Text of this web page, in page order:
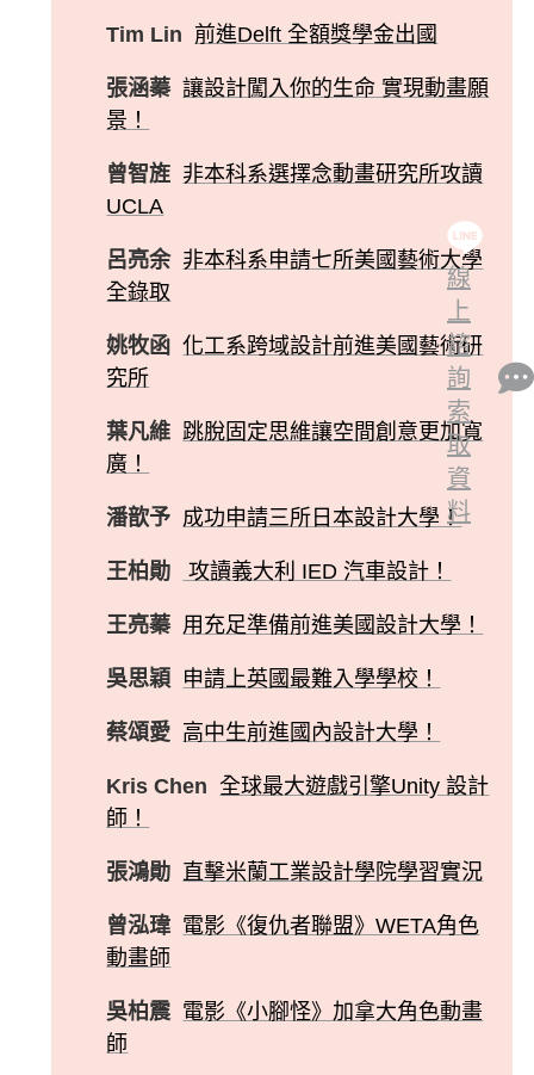
Tim Lin 前進Delft 全額獎學金出國
張涵蓁 讓設計闖入你的生命 實現動畫願
景！
曾智旌 非本科系選擇念動畫研究所攻讀
UCLA
呂亮余 非本科系申請七所美國藝術大學
全錄取
姚牧函 化工系跨域設計前進美國藝術研
究所
葉凡維 跳脫固定思維讓空間創意更加寬
廣！
潘歆予 成功申請三所日本設計大學！
王柏勛 攻讀義大利 IED 汽車設計！
王亮蓁 用充足準備前進美國設計大學！
吳思穎 申請上英國最難入學學校！
蔡頌愛 高中生前進國內設計大學！
Kris Chen 全球最大遊戲引擎Unity 設計
師！
張鴻勛 直擊米蘭工業設計學院學習實況
曾泓瑋 電影《復仇者聯盟》WETA角色
動畫師
吳柏震 電影《小腳怪》加拿大角色動畫
師
線
上
諮
詢
索
取
資
料